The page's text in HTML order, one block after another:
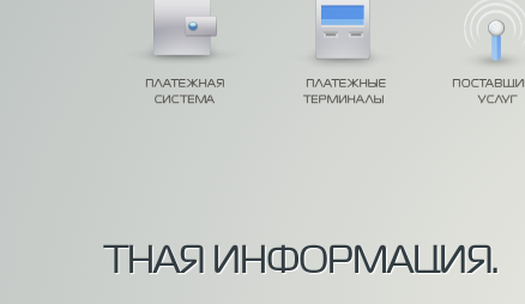
ТНАЯ ИНФОРМАЦИЯ.